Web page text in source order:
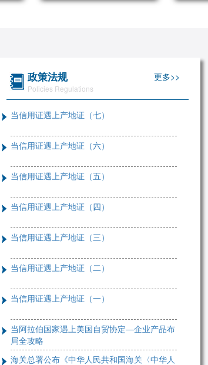
政策法规 更多>>
Policies Regulations
当信用证遇上产地证（七）
当信用证遇上产地证（六）
当信用证遇上产地证（五）
当信用证遇上产地证（四）
当信用证遇上产地证（三）
当信用证遇上产地证（二）
当信用证遇上产地证（一）
当阿拉伯国家遇上美国自贸协定—企业产品布
局全攻略
海关总署公布《中华人民共和国海关〈中华人